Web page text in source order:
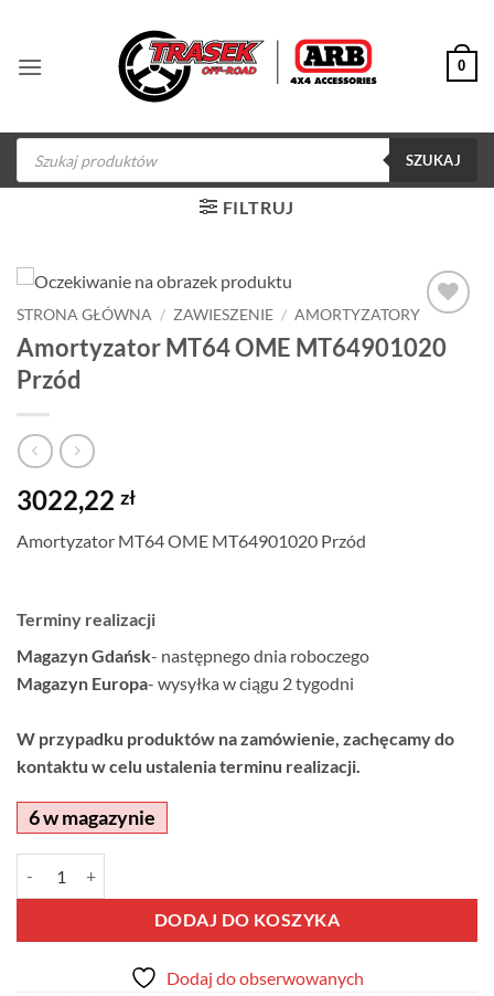
zawartości
0
Wyszukiwarka
produktów
SZUKAJ
FILTRUJ
Dodaj do
obserwowanych
STRONA GŁÓWNA / ZAWIESZENIE / AMORTYZATORY
Amortyzator MT64 OME MT64901020
Przód
3022,22 zł
Amortyzator MT64 OME MT64901020 Przód
Terminy realizacji
Magazyn Gdańsk- następnego dnia roboczego
Magazyn Europa- wysyłka w ciągu 2 tygodni
W przypadku produktów na zamówienie, zachęcamy do
kontaktu w celu ustalenia terminu realizacji.
6 w magazynie
DODAJ DO KOSZYKA
Alternative:
Dodaj do obserwowanych